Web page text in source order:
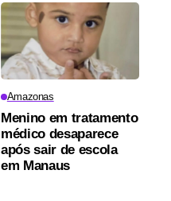
Amazonas
Menino em tratamento
médico desaparece
após sair de escola
em Manaus